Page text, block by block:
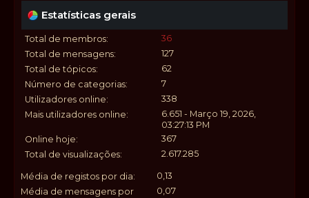
Estatísticas gerais
Total de membros:
36
Total de mensagens:
127
Total de tópicos:
62
Número de categorias:
7
Utilizadores online:
338
Mais utilizadores online:
6.651 - Março 19, 2026,
03:27:13 PM
Online hoje:
367
Total de visualizações:
2.617.285
Média de registos por dia:
0,13
Média de mensagens por
0,07